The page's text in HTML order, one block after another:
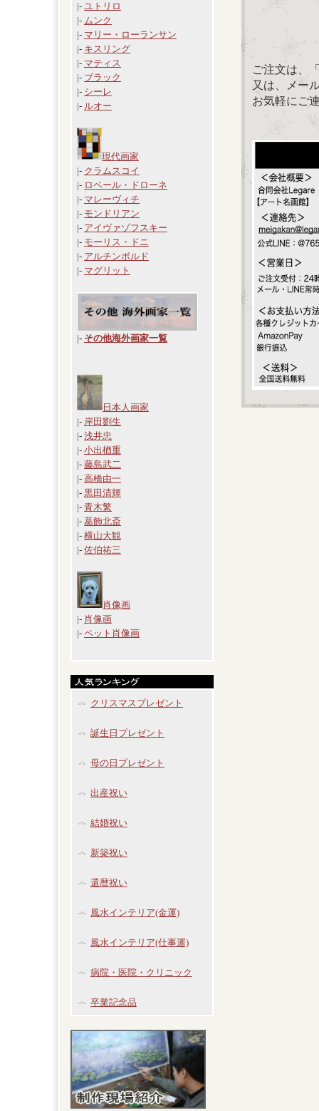
|- ユトリロ
|- ムンク
|- マリー・ローランサン
|- キスリング
|- マティス
|- ブラック
|- シーレ
|- ルオー
現代画家
|- クラムスコイ
|- ロベール・ドローネ
|- マレーヴィチ
|- モンドリアン
|- アイヴァゾフスキー
|- モーリス・ドニ
|- アルチンボルド
|- マグリット
|- その他海外画家一覧
日本人画家
|- 岸田劉生
|- 浅井忠
|- 小出楢重
|- 藤島武二
|- 高橋由一
|- 黒田清輝
|- 青木繁
|- 葛飾北斎
|- 横山大観
|- 佐伯祐三
肖像画
|- 肖像画
|- ペット肖像画
クリスマスプレゼント
誕生日プレゼント
母の日プレゼント
出産祝い
結婚祝い
新築祝い
還暦祝い
風水インテリア(金運)
風水インテリア(仕事運)
病院・医院・クリニック
卒業記念品
ご注文は、
又は、メー
お気軽にご